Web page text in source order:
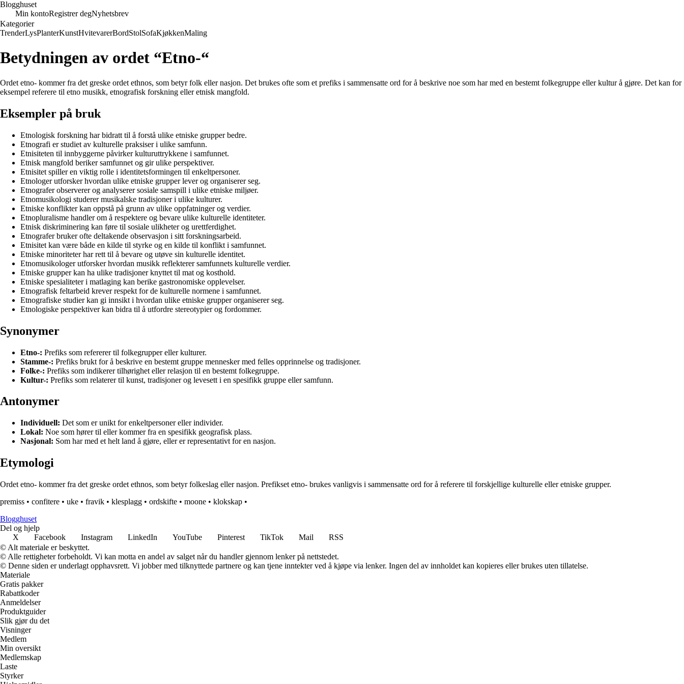
Blogghuset
Min kontoRegistrer degNyhetsbrev
Kategorier
TrenderLysPlanterKunstHvitevarerBordStolSofaKjøkkenMaling
Betydningen av ordet “Etno-“
Ordet etno- kommer fra det greske ordet ethnos, som betyr folk eller nasjon. Det brukes ofte som et prefiks i sammensatte ord for å beskrive noe som har med en bestemt folkegruppe eller kultur å gjøre. Det kan for
eksempel referere til etno musikk, etnografisk forskning eller etnisk mangfold.
Eksempler på bruk
Etnologisk forskning har bidratt til å forstå ulike etniske grupper bedre.
Etnografi er studiet av kulturelle praksiser i ulike samfunn.
Etnisiteten til innbyggerne påvirker kulturuttrykkene i samfunnet.
Etnisk mangfold beriker samfunnet og gir ulike perspektiver.
Etnisitet spiller en viktig rolle i identitetsformingen til enkeltpersoner.
Etnologer utforsker hvordan ulike etniske grupper lever og organiserer seg.
Etnografer observerer og analyserer sosiale samspill i ulike etniske miljøer.
Etnomusikologi studerer musikalske tradisjoner i ulike kulturer.
Etniske konflikter kan oppstå på grunn av ulike oppfatninger og verdier.
Etnopluralisme handler om å respektere og bevare ulike kulturelle identiteter.
Etnisk diskriminering kan føre til sosiale ulikheter og urettferdighet.
Etnografer bruker ofte deltakende observasjon i sitt forskningsarbeid.
Etnisitet kan være både en kilde til styrke og en kilde til konflikt i samfunnet.
Etniske minoriteter har rett til å bevare og utøve sin kulturelle identitet.
Etnomusikologer utforsker hvordan musikk reflekterer samfunnets kulturelle verdier.
Etniske grupper kan ha ulike tradisjoner knyttet til mat og kosthold.
Etniske spesialiteter i matlaging kan berike gastronomiske opplevelser.
Etnografisk feltarbeid krever respekt for de kulturelle normene i samfunnet.
Etnografiske studier kan gi innsikt i hvordan ulike etniske grupper organiserer seg.
Etnologiske perspektiver kan bidra til å utfordre stereotypier og fordommer.
Synonymer
Etno-: Prefiks som refererer til folkegrupper eller kulturer.
Stamme-: Prefiks brukt for å beskrive en bestemt gruppe mennesker med felles opprinnelse og tradisjoner.
Folke-: Prefiks som indikerer tilhørighet eller relasjon til en bestemt folkegruppe.
Kultur-: Prefiks som relaterer til kunst, tradisjoner og levesett i en spesifikk gruppe eller samfunn.
Antonymer
Individuell: Det som er unikt for enkeltpersoner eller individer.
Lokal: Noe som hører til eller kommer fra en spesifikk geografisk plass.
Nasjonal: Som har med et helt land å gjøre, eller er representativt for en nasjon.
Etymologi
Ordet etno- kommer fra det greske ordet ethnos, som betyr folkeslag eller nasjon. Prefikset etno- brukes vanligvis i sammensatte ord for å referere til forskjellige kulturelle eller etniske grupper.
premiss • confitere • uke • fravik • klesplagg • ordskifte • moone • klokskap •
Blogghuset
Del og hjelp
X
Facebook Instagram LinkedIn YouTube Pinterest TikTok Mail
RSS
© Alt materiale er beskyttet.
© Alle rettigheter forbeholdt. Vi kan motta en andel av salget når du handler gjennom lenker på nettstedet.
© Denne siden er underlagt opphavsrett. Vi jobber med tilknyttede partnere og kan tjene inntekter ved å kjøpe via lenker. Ingen del av innholdet kan kopieres eller brukes uten tillatelse.
Materiale
Gratis pakker
Rabattkoder
Anmeldelser
Produktguider
Slik gjør du det
Visninger
Medlem
Min oversikt
Medlemskap
Laste
Styrker